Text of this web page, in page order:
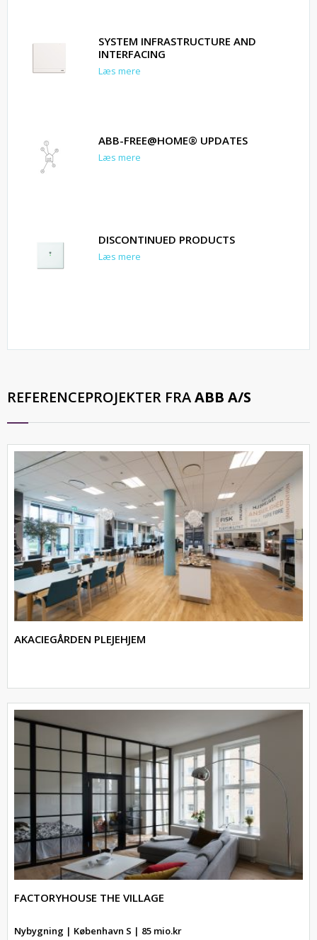
SYSTEM INFRASTRUCTURE AND
INTERFACING
Læs mere
ABB-FREE@HOME® UPDATES
Læs mere
DISCONTINUED PRODUCTS
Læs mere
REFERENCEPROJEKTER FRAABB A/S
AKACIEGÅRDEN PLEJEHJEM
FACTORYHOUSE THE VILLAGE
Nybygning | København S | 85 mio.kr